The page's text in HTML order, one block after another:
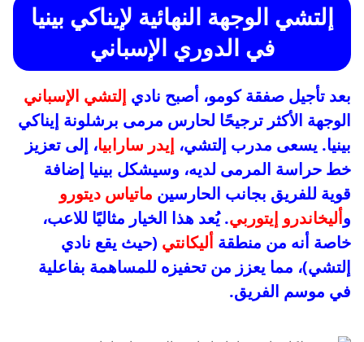
إلتشي الوجهة النهائية لإيناكي بينيا
في الدوري الإسباني
بعد تأجيل صفقة كومو، أصبح نادي إلتشي الإسباني
الوجهة الأكثر ترجيحًا لحارس مرمى برشلونة إيناكي
بينيا. يسعى مدرب إلتشي، إيدر سارابيا، إلى تعزيز
خط حراسة المرمى لديه، وسيشكل بينيا إضافة
قوية للفريق بجانب الحارسين ماتياس ديتورو
وأليخاندرو إيتوربي. يُعد هذا الخيار مثاليًا للاعب،
خاصة أنه من منطقة أليكانتي (حيث يقع نادي
إلتشي)، مما يعزز من تحفيزه للمساهمة بفاعلية
في موسم الفريق.